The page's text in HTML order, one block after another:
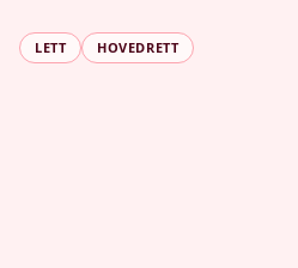
LETT HOVEDRETT